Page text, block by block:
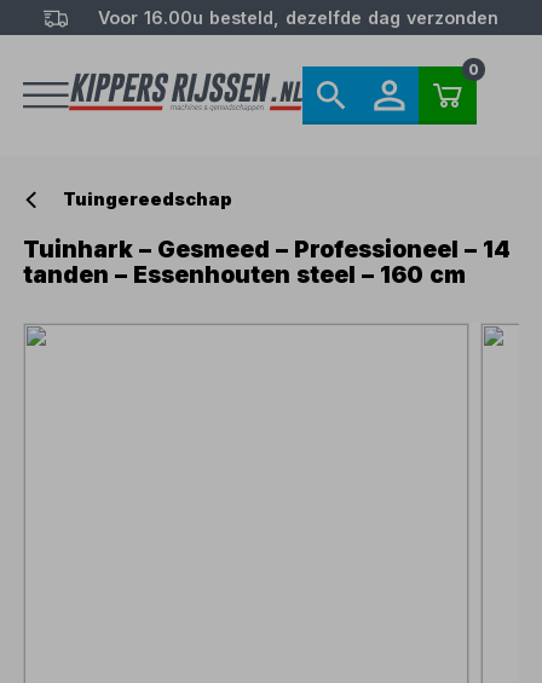
Voor 16.00u besteld, dezelfde dag verzonden
0
Tuingereedschap
Tuinhark – Gesmeed – Professioneel – 14
tanden – Essenhouten steel – 160 cm